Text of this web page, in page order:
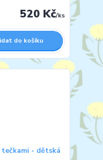
520 Kč/ks
do košíku